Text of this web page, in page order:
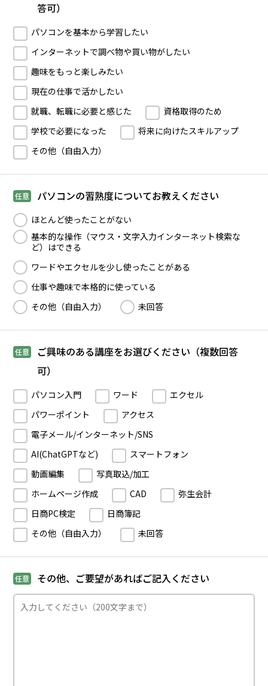
答可）
パソコンを基本から学習したい
インターネットで調べ物や買い物がしたい
趣味をもっと楽しみたい
現在の仕事で活かしたい
就職、転職に必要と感じた
資格取得のため
学校で必要になった
将来に向けたスキルアップ
その他（自由入力）
任意 パソコンの習熟度についてお教えください
ほとんど使ったことがない
基本的な操作（マウス・文字入力インターネット検索な
ど）はできる
ワードやエクセルを少し使ったことがある
仕事や趣味で本格的に使っている
その他（自由入力）
未回答
任意
ご興味のある講座をお選びください（複数回答
可）
パソコン入門 ワード
エクセル
パワーポイント
アクセス
電子メール/インターネット/SNS
AI(ChatGPTなど)
スマートフォン
動画編集
写真取込/加工
ホームページ作成
CAD
弥生会計
日商PC検定
日商簿記
その他（自由入力）
未回答
その他、ご要望があればご記入ください
任意